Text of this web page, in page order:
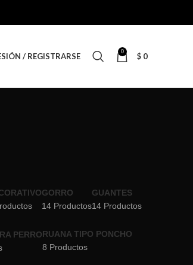
/ REGISTRARSE 0 $ 0
GORRO
14 Productos
GUANTES
14 Productos
PERRORUANA TIPO PONCHO
8 Productos